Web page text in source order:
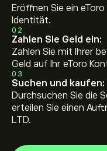
Eröffnen Sie ein
Identität.
02
Zahlen Sie Geld ein:
Zahlen Sie mit Ihrer
Geld auf Ihr eToro
03
Suchen und kaufen:
Durchsuchen Sie die
erteilen Sie einen
LTD.